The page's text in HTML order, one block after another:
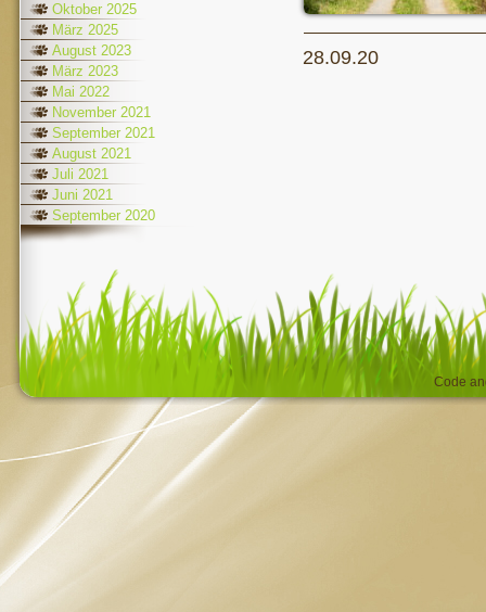
Oktober 2025
März 2025
August 2023
März 2023
Mai 2022
November 2021
September 2021
August 2021
Juli 2021
Juni 2021
September 2020
28.09.20
Code